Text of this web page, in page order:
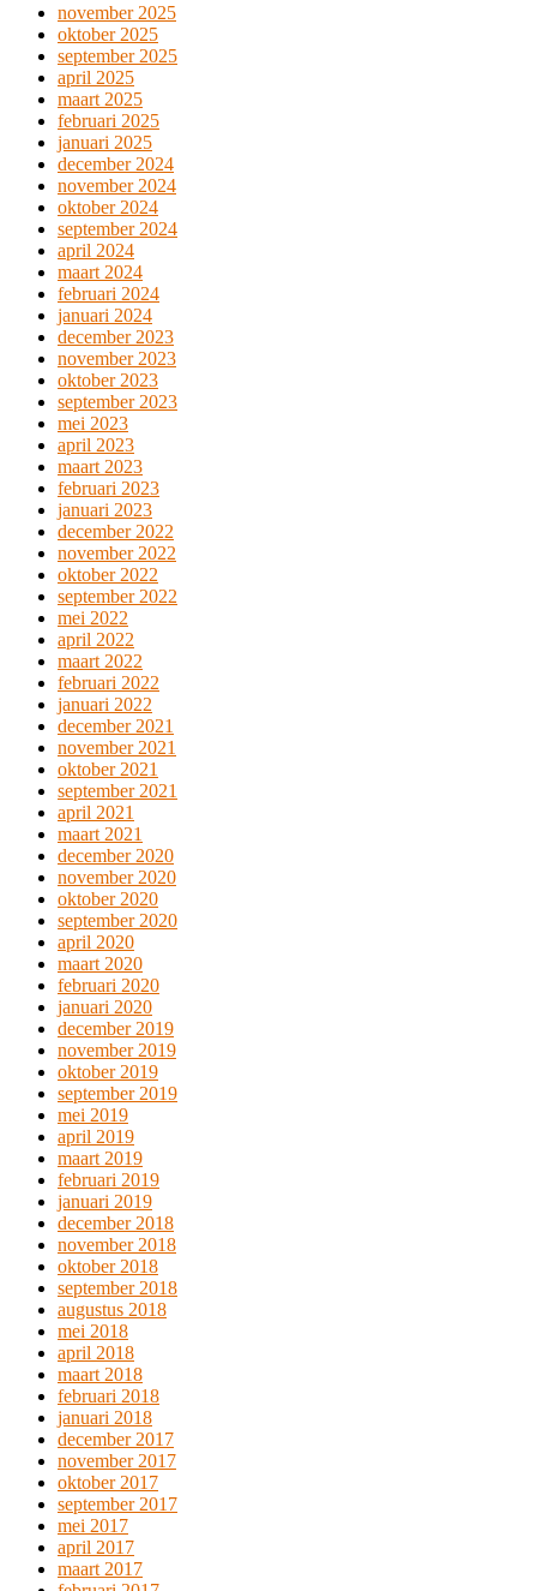
november 2025
oktober 2025
september 2025
april 2025
maart 2025
februari 2025
januari 2025
december 2024
november 2024
oktober 2024
september 2024
april 2024
maart 2024
februari 2024
januari 2024
december 2023
november 2023
oktober 2023
september 2023
mei 2023
april 2023
maart 2023
februari 2023
januari 2023
december 2022
november 2022
oktober 2022
september 2022
mei 2022
april 2022
maart 2022
februari 2022
januari 2022
december 2021
november 2021
oktober 2021
september 2021
april 2021
maart 2021
december 2020
november 2020
oktober 2020
september 2020
april 2020
maart 2020
februari 2020
januari 2020
december 2019
november 2019
oktober 2019
september 2019
mei 2019
april 2019
maart 2019
februari 2019
januari 2019
december 2018
november 2018
oktober 2018
september 2018
augustus 2018
mei 2018
april 2018
maart 2018
februari 2018
januari 2018
december 2017
november 2017
oktober 2017
september 2017
mei 2017
april 2017
maart 2017